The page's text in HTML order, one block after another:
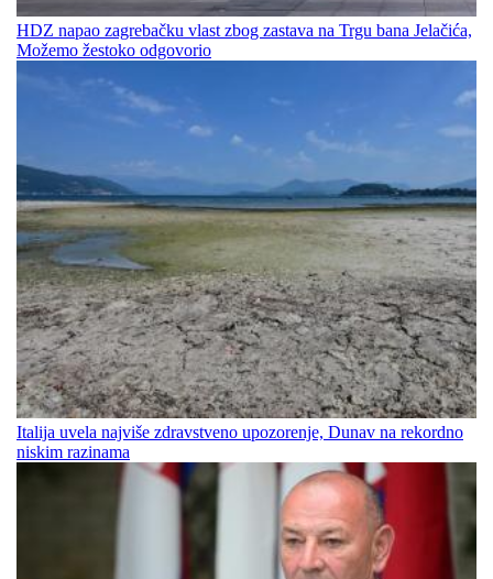
HDZ napao zagrebačku vlast zbog zastava na Trgu bana Jelačića,
Možemo žestoko odgovorio
Italija uvela najviše zdravstveno upozorenje, Dunav na rekordno
niskim razinama